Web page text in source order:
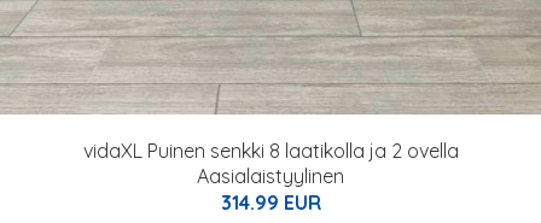
vidaXL Puinen senkki 8 laatikolla ja 2 ovella
Aasialaistyylinen
314.99 EUR